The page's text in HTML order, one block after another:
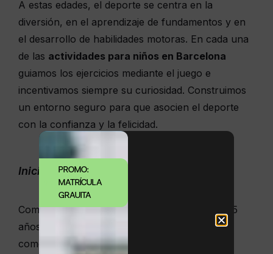
A estas edades, el deporte se centra en la
diversión, en el aprendizaje de fundamentos y en
el desarrollo de habilidades motoras. En cada una
de las actividades para niños en Barcelona
guiamos los ejercicios mediante el juego e
incentivamos siempre su curiosidad. Construimos
un entorno seguro para que asocien el deporte
con la confianza y la felicidad.
Iniciación al agua y juegos en piscina
Comenzar las clases de natación antes de los 5
años siembra en los niños la tranquilidad y
comodidad de estar en el agua. Aprenden
PROMO:
MATRÍCULA
GRAUITA